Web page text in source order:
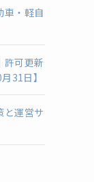
車・軽自
許可更新
31日】
と運営サ